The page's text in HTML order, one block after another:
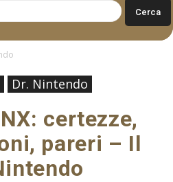
Dr. Nintendo
certezze,
pareri – Il